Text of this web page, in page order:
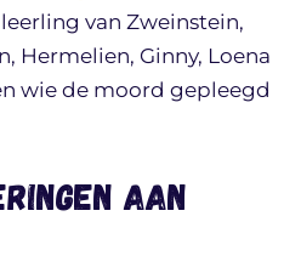
van Zweinstein,
Hermelien, Ginny, Loena
wie de moord gepleegd
aan